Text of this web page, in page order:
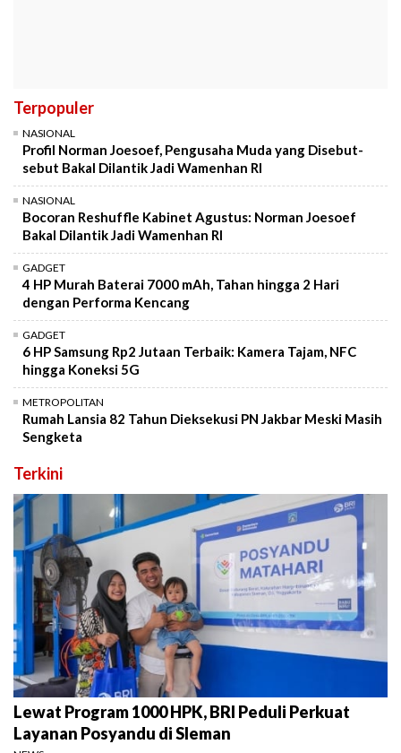
Terpopuler
NASIONAL
Profil Norman Joesoef, Pengusaha Muda yang Disebut-
sebut Bakal Dilantik Jadi Wamenhan RI
NASIONAL
Bocoran Reshuffle Kabinet Agustus: Norman Joesoef
Bakal Dilantik Jadi Wamenhan RI
GADGET
4 HP Murah Baterai 7000 mAh, Tahan hingga 2 Hari
dengan Performa Kencang
GADGET
6 HP Samsung Rp2 Jutaan Terbaik: Kamera Tajam, NFC
hingga Koneksi 5G
METROPOLITAN
Rumah Lansia 82 Tahun Dieksekusi PN Jakbar Meski Masih
Sengketa
Terkini
Lewat Program 1000 HPK, BRI Peduli Perkuat
Layanan Posyandu di Sleman